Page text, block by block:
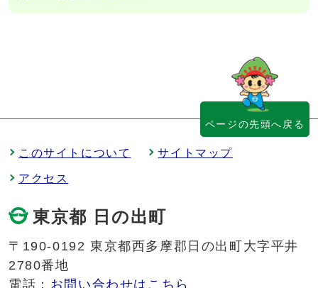
このサイトについて サイトマップ
アクセス
東京都 日の出町
〒190-0192 東京都西多摩郡日の出町大字平井
2780番地
電話： お問い合わせはこちら
ページの先頭へ戻る